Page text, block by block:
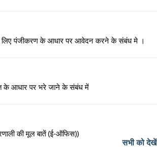
पंजीकरण के आधार पर आवेदन करने के संबंध मे ।
के आधार पर भरे जाने के संबंध में
की मूल बातें (ई-ऑफिस))
सभी को देखें